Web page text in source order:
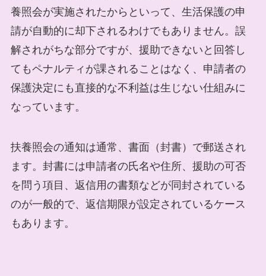
養照会が実施されたからといって、生活保護の申
請が自動的に却下されるわけでもありません。誤
解されがちな部分ですが、援助できないと回答し
てもペナルティが課されることはなく、申請者の
保護決定にも直接的な不利益は生じない仕組みに
なっています。
扶養照会の通知は通常、書面（封書）で郵送され
ます。封書には申請者の氏名や住所、援助の可否
を問う項目、返信用の書類などが同封されている
のが一般的で、返信期限が設定されているケース
もあります。